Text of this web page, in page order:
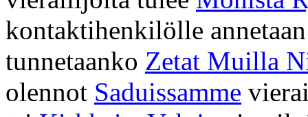
kontaktihenkilölle
tunnetaanko Zetat Muilla
olennot Saduissamme